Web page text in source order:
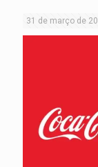
31 de março de